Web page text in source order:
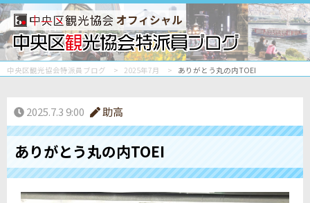
オフィシャル
中央区観光協会特派員ブログ 2025年7月 ありがとう丸の内TOEI
2025.7.3 9:00 助高
ありがとう丸の内TOEI